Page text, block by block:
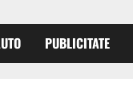
PUBLICITATE